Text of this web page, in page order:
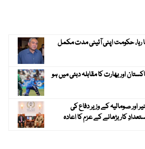
رہا، حکومت اپنی آئینی مدت مکمل
ایشیا کپ 2026، پاکستان اور بھارت کا مقابلہ دبئی میں ہو
اور صومالیہ کے وزیر دفاع کی
کار بڑھانے کے عزم کا اعادہ